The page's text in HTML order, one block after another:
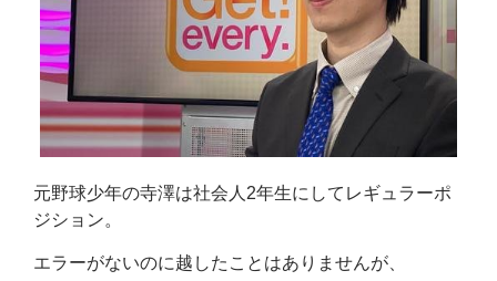
元野球少年の寺澤は社会人2年生にしてレギュラーポ
ジション。
エラーがないのに越したことはありませんが、